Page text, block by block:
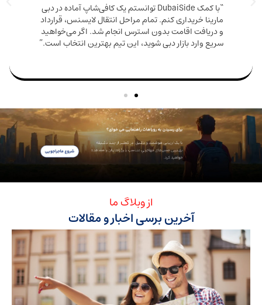
دقیق و صادقانه‌ای دریافت کردم. ملکی که
هم ارزش بالایی داشت هم باعث شد اقامت
بگیرم. تیم DubaiSide از شروع خرید تا گرفتن ویزا کنار
آخرین برسی اخبار و مقالات